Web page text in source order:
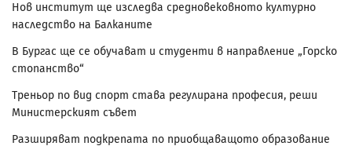
Нов институт ще изследва средновековното културно
наследство на Балканите
В Бургас ще се обучават и студенти в направление „Горско
стопанство“
Треньор по вид спорт става регулирана професия, реши
Министерският съвет
Разширяват подкрепата по приобщаващото образование